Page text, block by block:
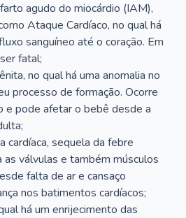
agudo do miocárdio (IAM),
Ataque Cardíaco, no qual há
sanguíneo até o coração. Em
fatal;
no qual há uma anomalia no
processo de formação. Ocorre
e pode afetar o bebê desde a
cardíaca, sequela da febre
as válvulas e também músculos
falta de ar e cansaço
nos batimentos cardíacos;
há um enrijecimento das